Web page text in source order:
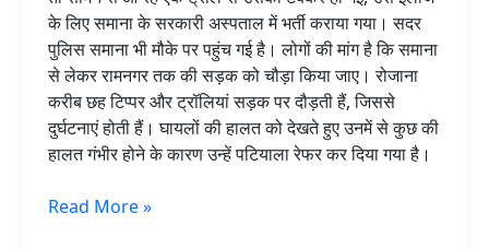
के लिए समाना के सरकारी अस्पताल में भर्ती कराया गया। सदर
पुलिस समाना भी मौके पर पहुंच गई है। लोगों की मांग है कि समाना
से लेकर रामनगर तक की सड़क को चौड़ा किया जाए। रोजाना
करीब छह टिप्पर और ट्रॉलियां सड़क पर दौड़ती हैं, जिससे
दुर्घटनाएं होती हैं। घायलों की हालत को देखते हुए उनमें से कुछ की
हालत गंभीर होने के कारण उन्हें पटियाला रेफर कर दिया गया है।
Read More »